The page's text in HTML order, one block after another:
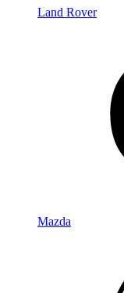
Land Rover
Mazda